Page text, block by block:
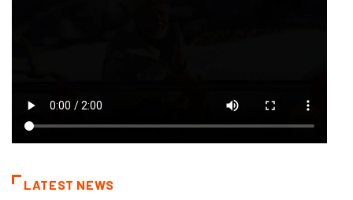
LATEST NEWS